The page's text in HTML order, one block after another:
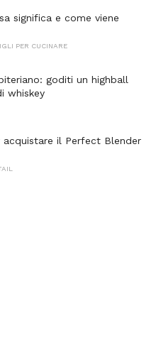
significa e come viene
PER CUCINARE
goditi un highball
whiskey
acquistare il Perfect Blender